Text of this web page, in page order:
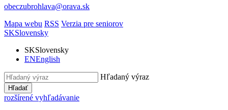
obeczubrohlava@orava.sk
Mapa webu RSS Verzia pre seniorov
SKSlovensky
SKSlovensky
ENEnglish
Hľadaný výraz
Hľadať
rozšírené vyhľadávanie